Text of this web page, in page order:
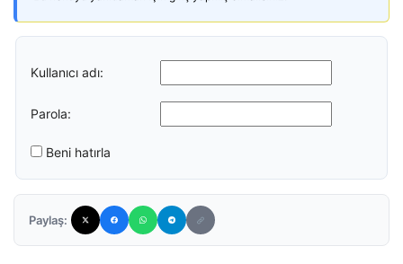
Kullanıcı adı:
Parola:
Beni hatırla
Paylaş: